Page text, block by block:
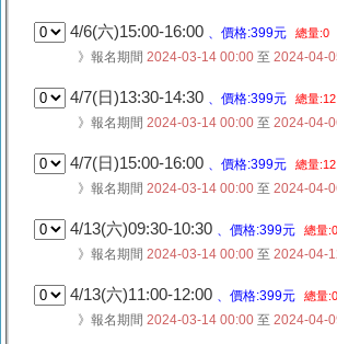
4/6(六)15:00-16:00 、價格:399元 總量:0
》報名期間 2024-03-14 00:00 至 2024-04-
4/7(日)13:30-14:30 、價格:399元 總量:12
》報名期間 2024-03-14 00:00 至 2024-04-
4/7(日)15:00-16:00 、價格:399元 總量:12
》報名期間 2024-03-14 00:00 至 2024-04-
4/13(六)09:30-10:30 、價格:399元 總量:0
》報名期間 2024-03-14 00:00 至 2024-04-
4/13(六)11:00-12:00 、價格:399元 總量:0
》報名期間 2024-03-14 00:00 至 2024-04-